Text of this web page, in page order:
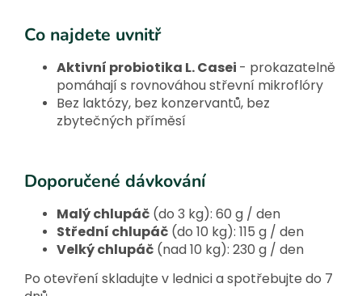
Co najdete uvnitř
Aktivní probiotika L. Casei - prokazatelně
pomáhají s rovnováhou střevní mikroflóry
Bez laktózy, bez konzervantů, bez
zbytečných příměsí
Doporučené dávkování
Malý chlupáč (do 3 kg): 60 g / den
Střední chlupáč (do 10 kg): 115 g / den
Velký chlupáč (nad 10 kg): 230 g / den
Po otevření skladujte v lednici a spotřebujte do 7